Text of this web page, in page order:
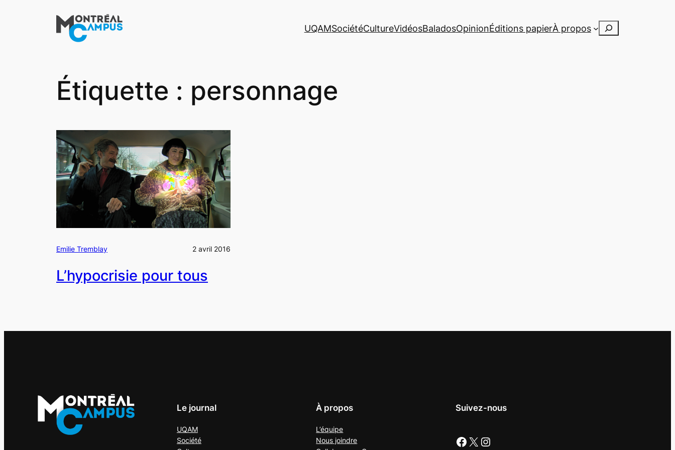
UQAMSociétéCultureVidéosBaladosOpinionÉditions papierÀ propos Rechercher
Étiquette : personnage
Emilie Tremblay 2 avril 2016
L’hypocrisie pour tous
Le journal
UQAM
Société
À propos
L’équipe
Nous joindre
Suivez-nous
Facebook X Instagram